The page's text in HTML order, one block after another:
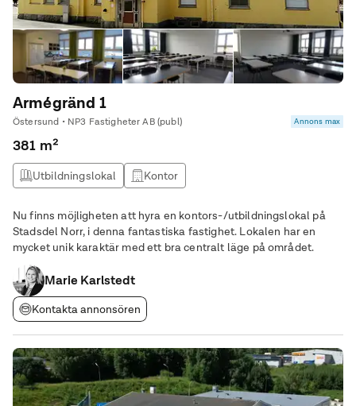
Armégränd 1
Östersund • NP3 Fastigheter AB (publ) Annons max
381 m²
Utbildningslokal Kontor
Nu finns möjligheten att hyra en kontors-/utbildningslokal på
Stadsdel Norr, i denna fantastiska fastighet. Lokalen har en
mycket unik karaktär med ett bra centralt läge på området.
Marie Karlstedt
Kontakta annonsören